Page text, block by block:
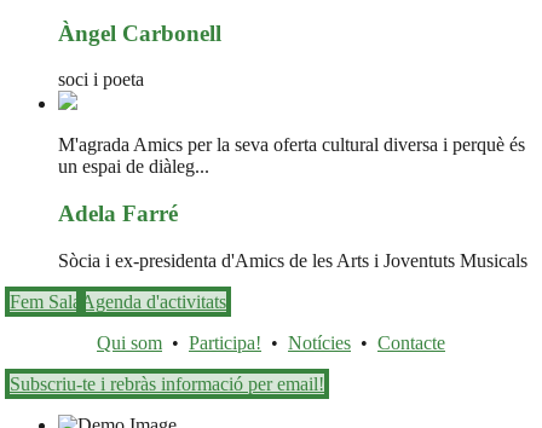
Àngel Carbonell
soci i poeta
M'agrada Amics per la seva oferta cultural diversa i perquè és
un espai de diàleg...
Adela Farré
Sòcia i ex-presidenta d'Amics de les Arts i Joventuts Musicals
Fem Sala Agenda d'activitats
Qui som • Participa! • Notícies • Contacte
Subscriu-te i rebràs informació per email!